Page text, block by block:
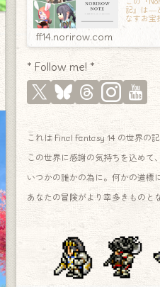
記』は―
なすお宝
な Final
ff14.norirow.com
* Follow me! *
これは Final Fantasy 14 の世界の
この世界に感謝の気持ちを込めて
いつかの誰かの為に。何かの道標
あなたの冒険がより幸多きものと